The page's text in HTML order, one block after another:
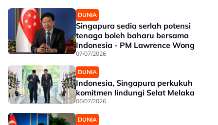
DUNIA
Singapura sedia serlah potensi
tenaga boleh baharu bersama
Indonesia - PM Lawrence Wong
07/07/2026
DUNIA
Indonesia, Singapura perkukuh
komitmen lindungi Selat Melaka
06/07/2026
DUNIA